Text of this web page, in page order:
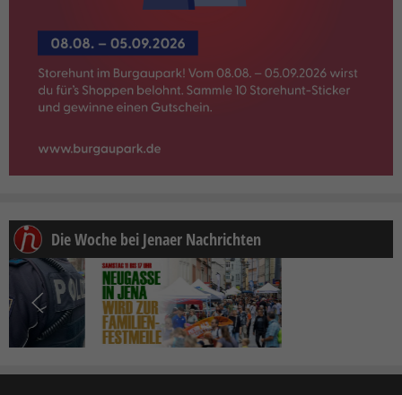
Die Woche bei Jenaer Nachrichten